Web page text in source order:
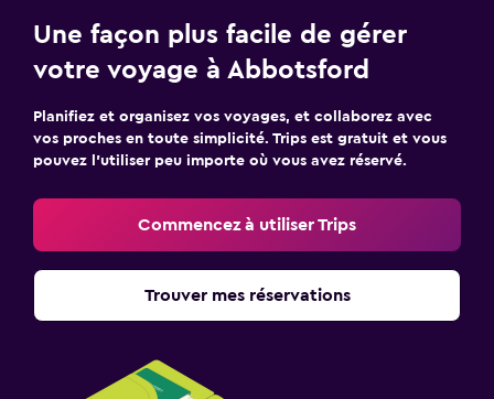
Une façon plus facile de gérer
votre voyage à Abbotsford
Planifiez et organisez vos voyages, et collaborez avec
vos proches en toute simplicité. Trips est gratuit et vous
pouvez l’utiliser peu importe où vous avez réservé.
Commencez à utiliser Trips
Trouver mes réservations